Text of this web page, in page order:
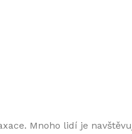
Mnoho lidí je